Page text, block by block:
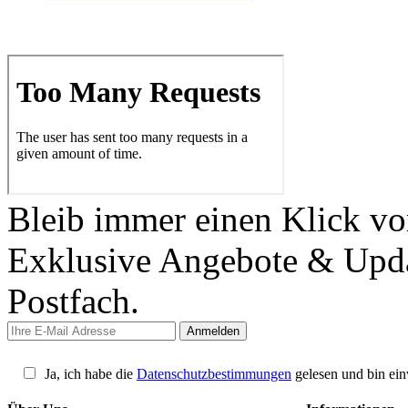
Bleib immer einen Klick
Exklusive Angebote &
Postfach.
Ja, ich habe die Datenschutzbestimmungen gelesen und bin